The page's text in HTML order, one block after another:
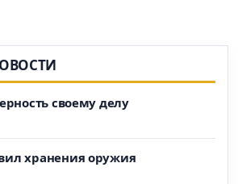
своему делу
хранения оружия